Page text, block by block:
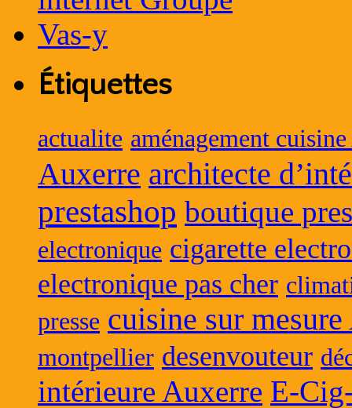
Étiquettes
actualite aménagement
Auxerre architecte
prestashop boutique
electronique cigarette
electronique pas cher
presse cuisine sur
montpellier desenvouteur
intérieure Auxerre E-